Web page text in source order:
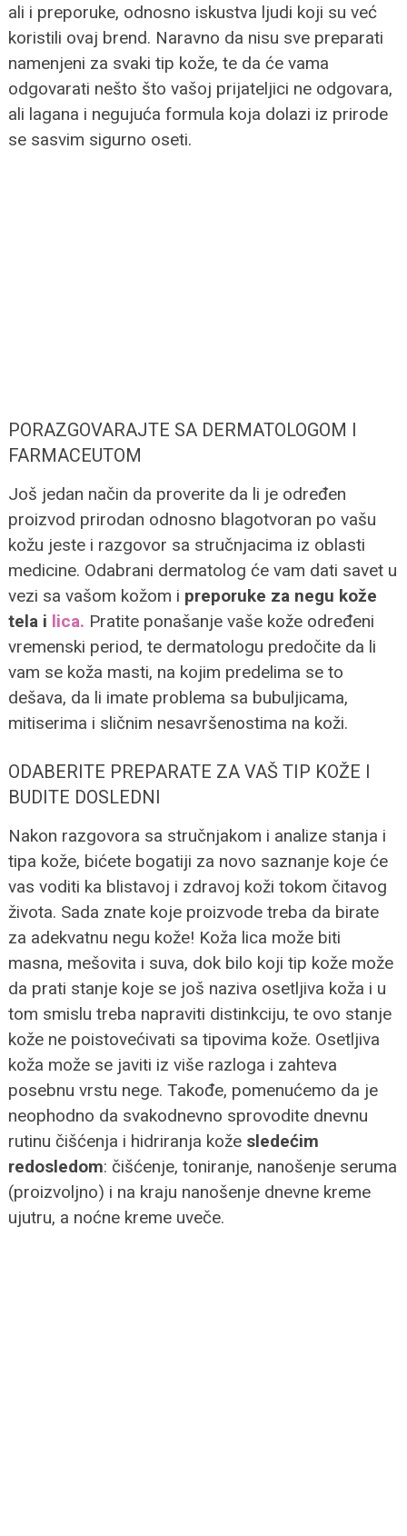
ali i preporuke, odnosno iskustva ljudi koji su već
koristili ovaj brend. Naravno da nisu sve preparati
namenjeni za svaki tip kože, te da će vama
odgovarati nešto što vašoj prijateljici ne odgovara,
ali lagana i negujuća formula koja dolazi iz prirode
se sasvim sigurno oseti.
PORAZGOVARAJTE SA DERMATOLOGOM I
FARMACEUTOM
Još jedan način da proverite da li je određen
proizvod prirodan odnosno blagotvoran po vašu
kožu jeste i razgovor sa stručnjacima iz oblasti
medicine. Odabrani dermatolog će vam dati savet u
vezi sa vašom kožom i preporuke za negu kože
tela i lica. Pratite ponašanje vaše kože određeni
vremenski period, te dermatologu predočite da li
vam se koža masti, na kojim predelima se to
dešava, da li imate problema sa bubuljicama,
mitiserima i sličnim nesavršenostima na koži.
ODABERITE PREPARATE ZA VAŠ TIP KOŽE I
BUDITE DOSLEDNI
Nakon razgovora sa stručnjakom i analize stanja i
tipa kože, bićete bogatiji za novo saznanje koje će
vas voditi ka blistavoj i zdravoj koži tokom čitavog
života. Sada znate koje proizvode treba da birate
za adekvatnu negu kože! Koža lica može biti
masna, mešovita i suva, dok bilo koji tip kože može
da prati stanje koje se još naziva osetljiva koža i u
tom smislu treba napraviti distinkciju, te ovo stanje
kože ne poistovećivati sa tipovima kože. Osetljiva
koža može se javiti iz više razloga i zahteva
posebnu vrstu nege. Takođe, pomenućemo da je
neophodno da svakodnevno sprovodite dnevnu
rutinu čišćenja i hidriranja kože sledećim
redosledom: čišćenje, toniranje, nanošenje seruma
(proizvoljno) i na kraju nanošenje dnevne kreme
ujutru, a noćne kreme uveče.